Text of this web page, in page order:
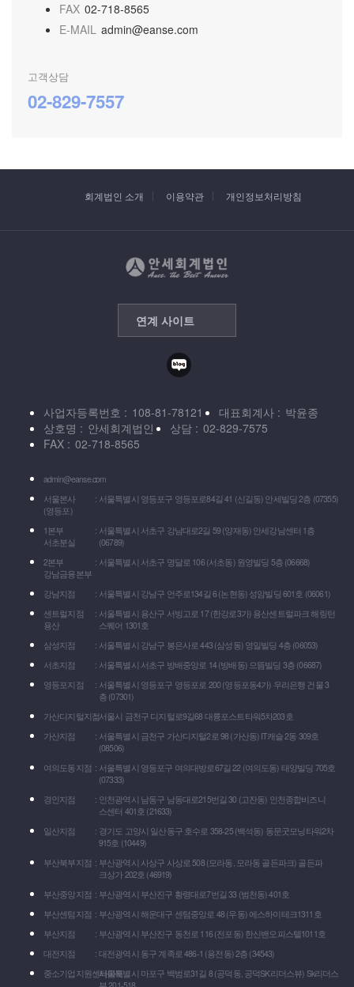
FAX 02-718-8565
E-MAIL admin@eanse.com
고객상담
02-829-7557
회계법인 소개 이용약관 개인정보처리방침
연계 사이트
사업자등록번호 108-81-78121 대표회계사
박윤종
상호명
안세회계법인 상담
02-829-7575
FAX
02-718-8565
admin@eanse.com
서울본사
(영등포)
서울특별시 영등포구 영등포로84길 41 (신길동) 안세빌딩 2층 (07355)
1본부
서초분실
서울특별시 서초구 강남대로2길 59 (양재동) 안세강남센터 1층
(06789)
2본부
강남금융본부
서울특별시 서초구 명달로 106 (서초동) 원영빌딩 5층 (06668)
강남지점
서울특별시 강남구 언주로134길 6 (논현동) 성암빌딩 601호 (06061)
센트럴지점
용산
서울특별시 용산구 서빙고로 17 (한강로3가) 용산센트럴파크 해링턴
스퀘어 1301호
삼성지점
서울특별시 강남구 봉은사로 443 (삼성동) 영일빌딩 4층 (06053)
서초지점
서울특별시 서초구 방배중앙로 14 (방배동) 으뜸빌딩 3층 (06687)
영등포지점
서울특별시 영등포구 영등포로 200 (영등포동4가) 우리은행 건물 3
층 (07301)
가산디지털지점서울시 금천구 디지털로9길68 대륭포스트타워5차203호
가산지점
서울특별시 금천구 가산디지털2로 98 (가산동) IT캐슬 2동 309호
(08506)
여의도동지점
서울특별시 영등포구 여의대방로67길 22 (여의도동) 태양빌딩 705호
(07333)
경인지점
인천광역시 남동구 남동대로215번길 30 (고잔동) 인천종합비즈니
스센터 401호 (21633)
일산지점
경기도 고양시 일산동구 호수로 358-25 (백석동) 동문굿모닝타워2차
915호 (10449)
부산북부지점
부산광역시 사상구 사상로 508 (모라동, 모라동 골든파크) 골든파
크상가 202호 (46919)
부산중앙지점
부산광역시 부산진구 황령대로7번길 33 (범천동) 401호
부산센텀지점
부산광역시 해운대구 센텀중앙로 48 (우동) 에스하이테크1311호
부산지점
부산광역시 부산진구 동천로 116 (전포동) 한신밴오피스텔1011호
대전지점
대전광역시 동구 계족로 486-1 (용전동) 2층 (34543)
중소기업지원센타마포서울특별시 마포구 백범로31길 8 (공덕동, 공덕SK리더스뷰) Sk리더스